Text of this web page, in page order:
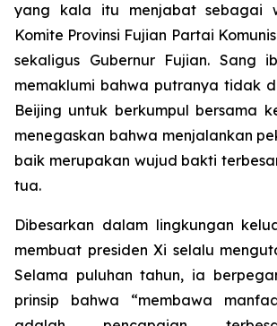
yang kala itu menjabat sebagai
Komite Provinsi Fujian Partai
sekaligus Gubernur Fujian. Sang
memaklumi bahwa putranya tidak
Beijing untuk berkumpul bersama
menegaskan bahwa menjalankan
baik merupakan wujud bakti
tua.
Dibesarkan dalam lingkungan
membuat presiden Xi selalu
Selama puluhan tahun, ia
prinsip bahwa “membawa